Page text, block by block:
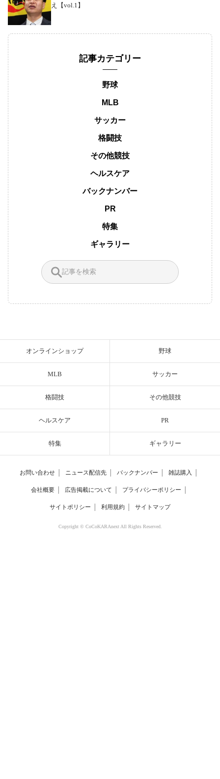
え【vol.1】
記事カテゴリー
野球
MLB
サッカー
格闘技
その他競技
ヘルスケア
バックナンバー
PR
特集
ギャラリー
オンラインショップ 野球
MLB サッカー
格闘技 その他競技
ヘルスケア PR
特集 ギャラリー
お問い合わせ ニュース配信先 バックナンバー 雑誌購入
会社概要 広告掲載について プライバシーポリシー
サイトポリシー 利用規約 サイトマップ
Copyright © CoCoKARAnext All Rights Reserved.